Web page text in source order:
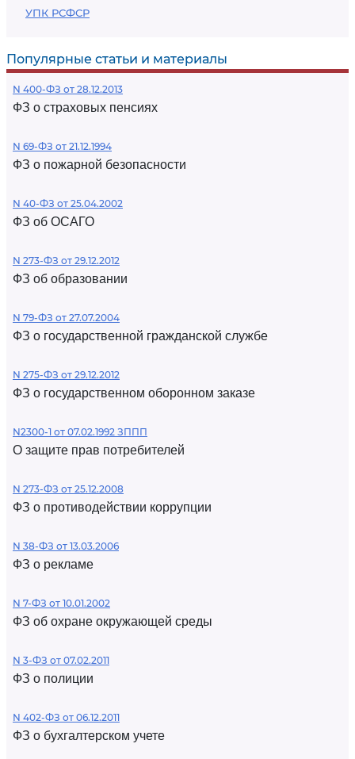
УПК РСФСР
Популярные статьи и материалы
N 400-ФЗ от 28.12.2013
ФЗ о страховых пенсиях
N 69-ФЗ от 21.12.1994
ФЗ о пожарной безопасности
N 40-ФЗ от 25.04.2002
ФЗ об ОСАГО
N 273-ФЗ от 29.12.2012
ФЗ об образовании
N 79-ФЗ от 27.07.2004
ФЗ о государственной гражданской службе
N 275-ФЗ от 29.12.2012
ФЗ о государственном оборонном заказе
N2300-1 от 07.02.1992 ЗППП
О защите прав потребителей
N 273-ФЗ от 25.12.2008
ФЗ о противодействии коррупции
N 38-ФЗ от 13.03.2006
ФЗ о рекламе
N 7-ФЗ от 10.01.2002
ФЗ об охране окружающей среды
N 3-ФЗ от 07.02.2011
ФЗ о полиции
N 402-ФЗ от 06.12.2011
ФЗ о бухгалтерском учете